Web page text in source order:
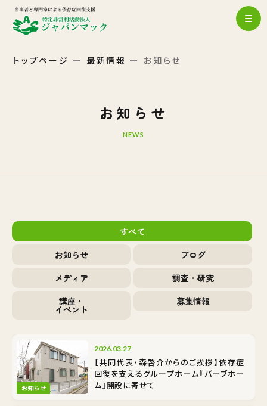
トップページ 最新情報 お知らせ
お知らせ
NEWS
すべて
お知らせ
ブログ
メディア
調査・研究
講座・
イベント
募集情報
お知らせ
2026.03.27
【共同代表・森啓介からのご挨拶】依存症
回復を支えるグループホーム『バーブホー
ム』開設に寄せて